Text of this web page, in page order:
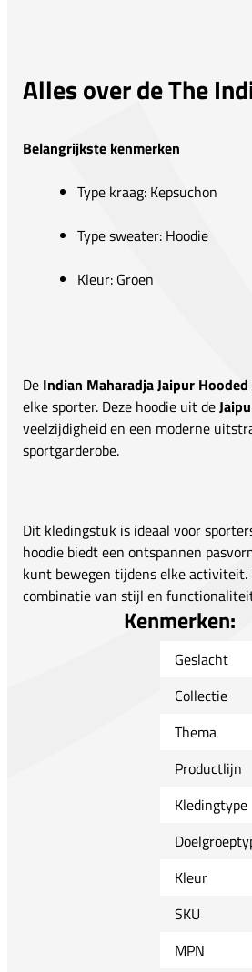
Alles over de The
Belangrijkste kenmerken
Type kraag: Kepsuchon
Type sweater: Hoodie
Kleur: Groen
De Indian Maharadja Jaipur Hooded
elke sporter. Deze hoodie uit de
veelzijdigheid en een moderne
sportgarderobe.
Dit kledingstuk is ideaal voor
hoodie biedt een ontspannen
kunt bewegen tijdens elke activiteit.
combinatie van stijl en
Kenmerken:
Geslacht
Collectie
Thema
Productlijn
Kledingtype
Kleur
SKU
MPN